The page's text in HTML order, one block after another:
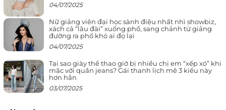
04/07/2025
Nữ giảng viên đại học sành điệu nhất nhì showbiz,
xách cả “lâu đài” xuống phố, sang chảnh từ giảng
đường ra phố khó ai đọ lại
04/07/2025
Tại sao giày thể thao giờ bị nhiều chị em “xếp xó” khi
mặc với quần jeans? Gái thanh lịch mê 3 kiểu này
hơn hẳn
03/07/2025